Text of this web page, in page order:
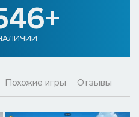
Похожие игры Отзывы